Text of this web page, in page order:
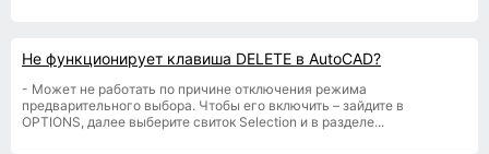
Не функционирует клавиша DELETE в AutoCAD?
- Может не работать по причине отключения режима
предварительного выбора. Чтобы его включить – зайдите в
OPTIONS, далее выберите свиток Selection и в разделе...